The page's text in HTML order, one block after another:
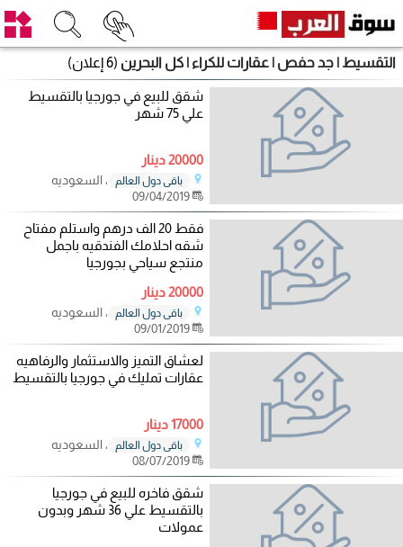
التقسيط | جد حفص | عقارات للكراء | كل البحرين (6 إعلان)
شقق للبيع في جورجيا بالتقسيط
علي 75 شهر
20000 دينار
باقي دول العالم
، السعوديه
09/04/2019
فقط 20 الف درهم واستلم مفتاح
شقه احلامك الفندقيه باجمل
منتجع سياحي بجورجيا
20000 دينار
باقي دول العالم
، السعوديه
09/01/2019
لعشاق التميز والاستثمار والرفاهيه
عقارات تمليك في جورجيا بالتقسيط
17000 دينار
باقي دول العالم
، السعوديه
08/07/2019
شقق فاخره للبيع في جورجيا
بالتقسيط علي 36 شهر وبدون
عمولات